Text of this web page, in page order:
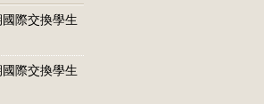
際交換學生
際交換學生